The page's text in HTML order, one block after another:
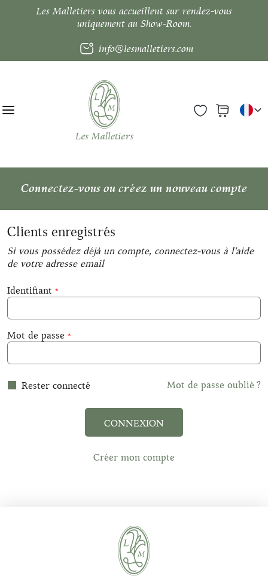
Les Malletiers vous accueillent sur rendez-vous
uniquement au Show-Room.
info@lesmalletiers.com
Connectez-vous ou créez un nouveau compte
Clients enregistrés
Si vous possédez déjà un compte, connectez-vous à l'aide
de votre adresse email
Identifiant
Mot de passe
Rester connecté Mot de passe oublié ?
CONNEXION
Créer mon compte